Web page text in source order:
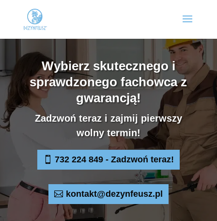
Wybierz skutecznego i
sprawdzonego fachowca z
gwarancją!
Zadzwoń teraz i zajmij pierwszy
wolny termin!
732 224 849 - Zadzwoń teraz!
kontakt@dezynfeusz.pl